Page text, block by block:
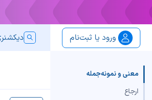
ورود یا ثبت‌نام
معنی و نمونه‌جمله
ارجاع